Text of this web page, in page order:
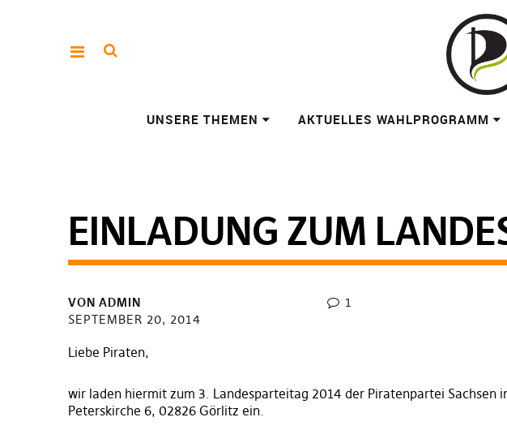
UNSERE THEMEN AKTUELLES WAHLPROGRAMM
EINLADUNG ZUM
VON ADMIN
SEPTEMBER 20, 2014
1
Liebe Piraten,
wir laden hiermit zum 3. Landesparteitag 2014 der Piratenpartei Sachsen
Peterskirche 6, 02826 Görlitz ein.